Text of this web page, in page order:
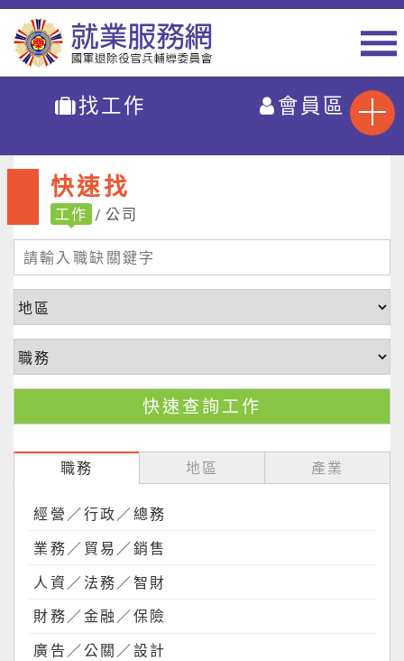
找工作 會員區
快速找
工作 公司
職務 地區 產業
經營／行政／總務
業務／貿易／銷售
人資／法務／智財
財務／金融／保險
廣告／公關／設計